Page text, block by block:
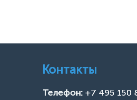
Контакты
Телефон: +7 495 150